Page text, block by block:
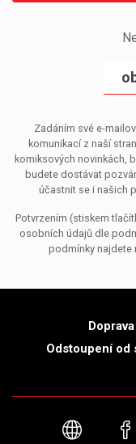
Zadáním své e-
komunikací z naší
komiksových novinkách,
budete dostávat
účastnit se i našich
Potvrzením (stiskem
osobních údajů dle
podmínky najdete
Doprava
Odstoupení od